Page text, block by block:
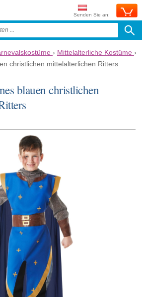
Senden Sie an:
› Mittelalterliche Kostüme ›
christlichen mittelalterlichen Ritters
blauen christlichen